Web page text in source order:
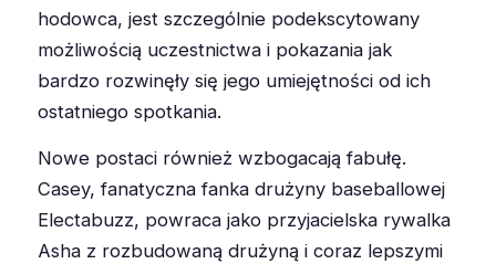
hodowca, jest szczególnie podekscytowany
możliwością uczestnictwa i pokazania jak
bardzo rozwinęły się jego umiejętności od ich
ostatniego spotkania.
Nowe postaci również wzbogacają fabułę.
Casey, fanatyczna fanka drużyny baseballowej
Electabuzz, powraca jako przyjacielska rywalka
Asha z rozbudowaną drużyną i coraz lepszymi